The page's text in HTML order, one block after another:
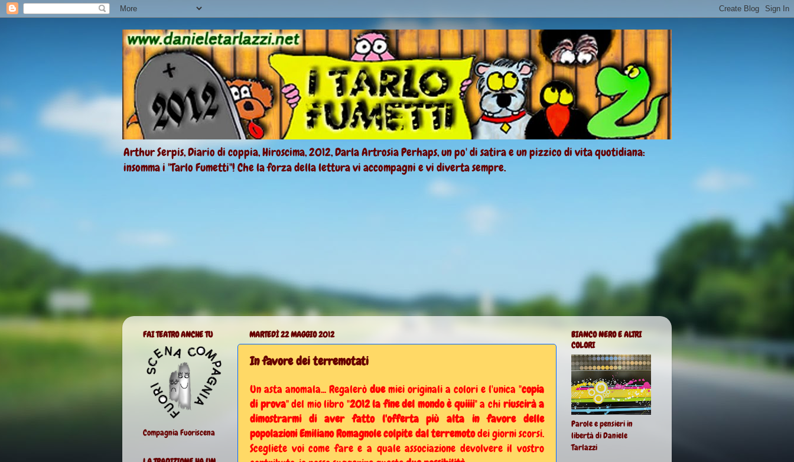
Arthur Serpis, Diario di coppia, Hiroscima, 2012, Darla Artrosia Perhaps, un po' di satira e un pizzico di vita quotidiana:
insomma i "Tarlo Fumetti"! Che la forza della lettura vi accompagni e vi diverta sempre.
MARTEDÌ 22 MAGGIO 2012
In favore dei terremotati
Un asta anomala... Regalerò duemiei originali a colori e l'unica "copia
di prova" del mio libro "2012 la fine del mondo è quiiii" a chi riuscirà a
dimostrarmi di aver fatto l'offerta più alta in favore delle
popolazioni Emiliano Romagnolecolpite dal terremotodei giorni scorsi.
Scegliete voi come fare e a quale associazione devolvere il vostro
FAI TEATRO ANCHE TU
Compagnia Fuoriscena
BIANCO NERO E ALTRI
COLORI
Parole e pensieri in
libertà di Daniele
Tarlazzi